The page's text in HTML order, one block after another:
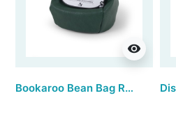
visibility
Bookaroo Bean Bag Reading Rest - Forest Green